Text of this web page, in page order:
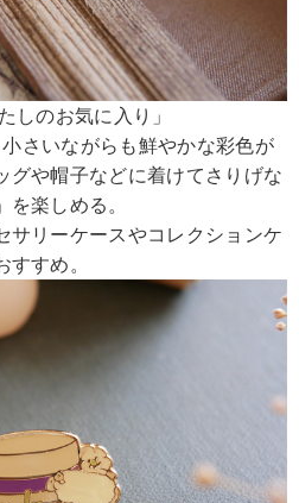
しのお気に入り」
さいながらも鮮やかな彩色が
グや帽子などに着けてさりげな
を楽しめる。
サリーケースやコレクションケ
すめ。